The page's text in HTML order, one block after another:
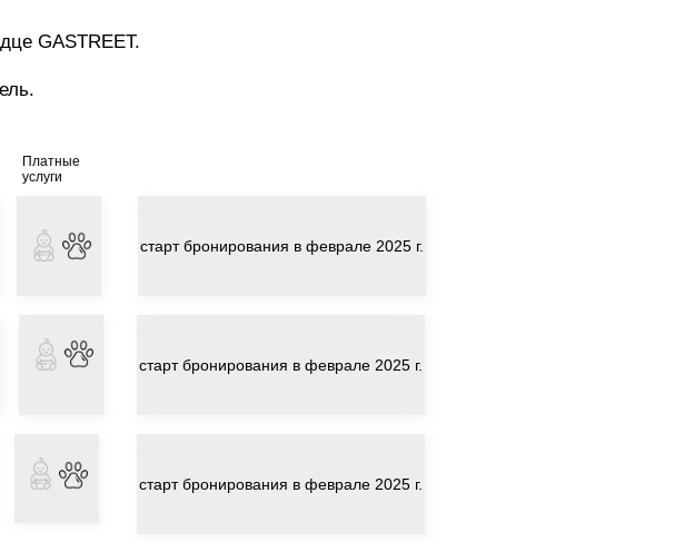
Платные
услуги
старт бронирования в феврале 2025 г.
старт бронирования в феврале 2025 г.
старт бронирования в феврале 2025 г.